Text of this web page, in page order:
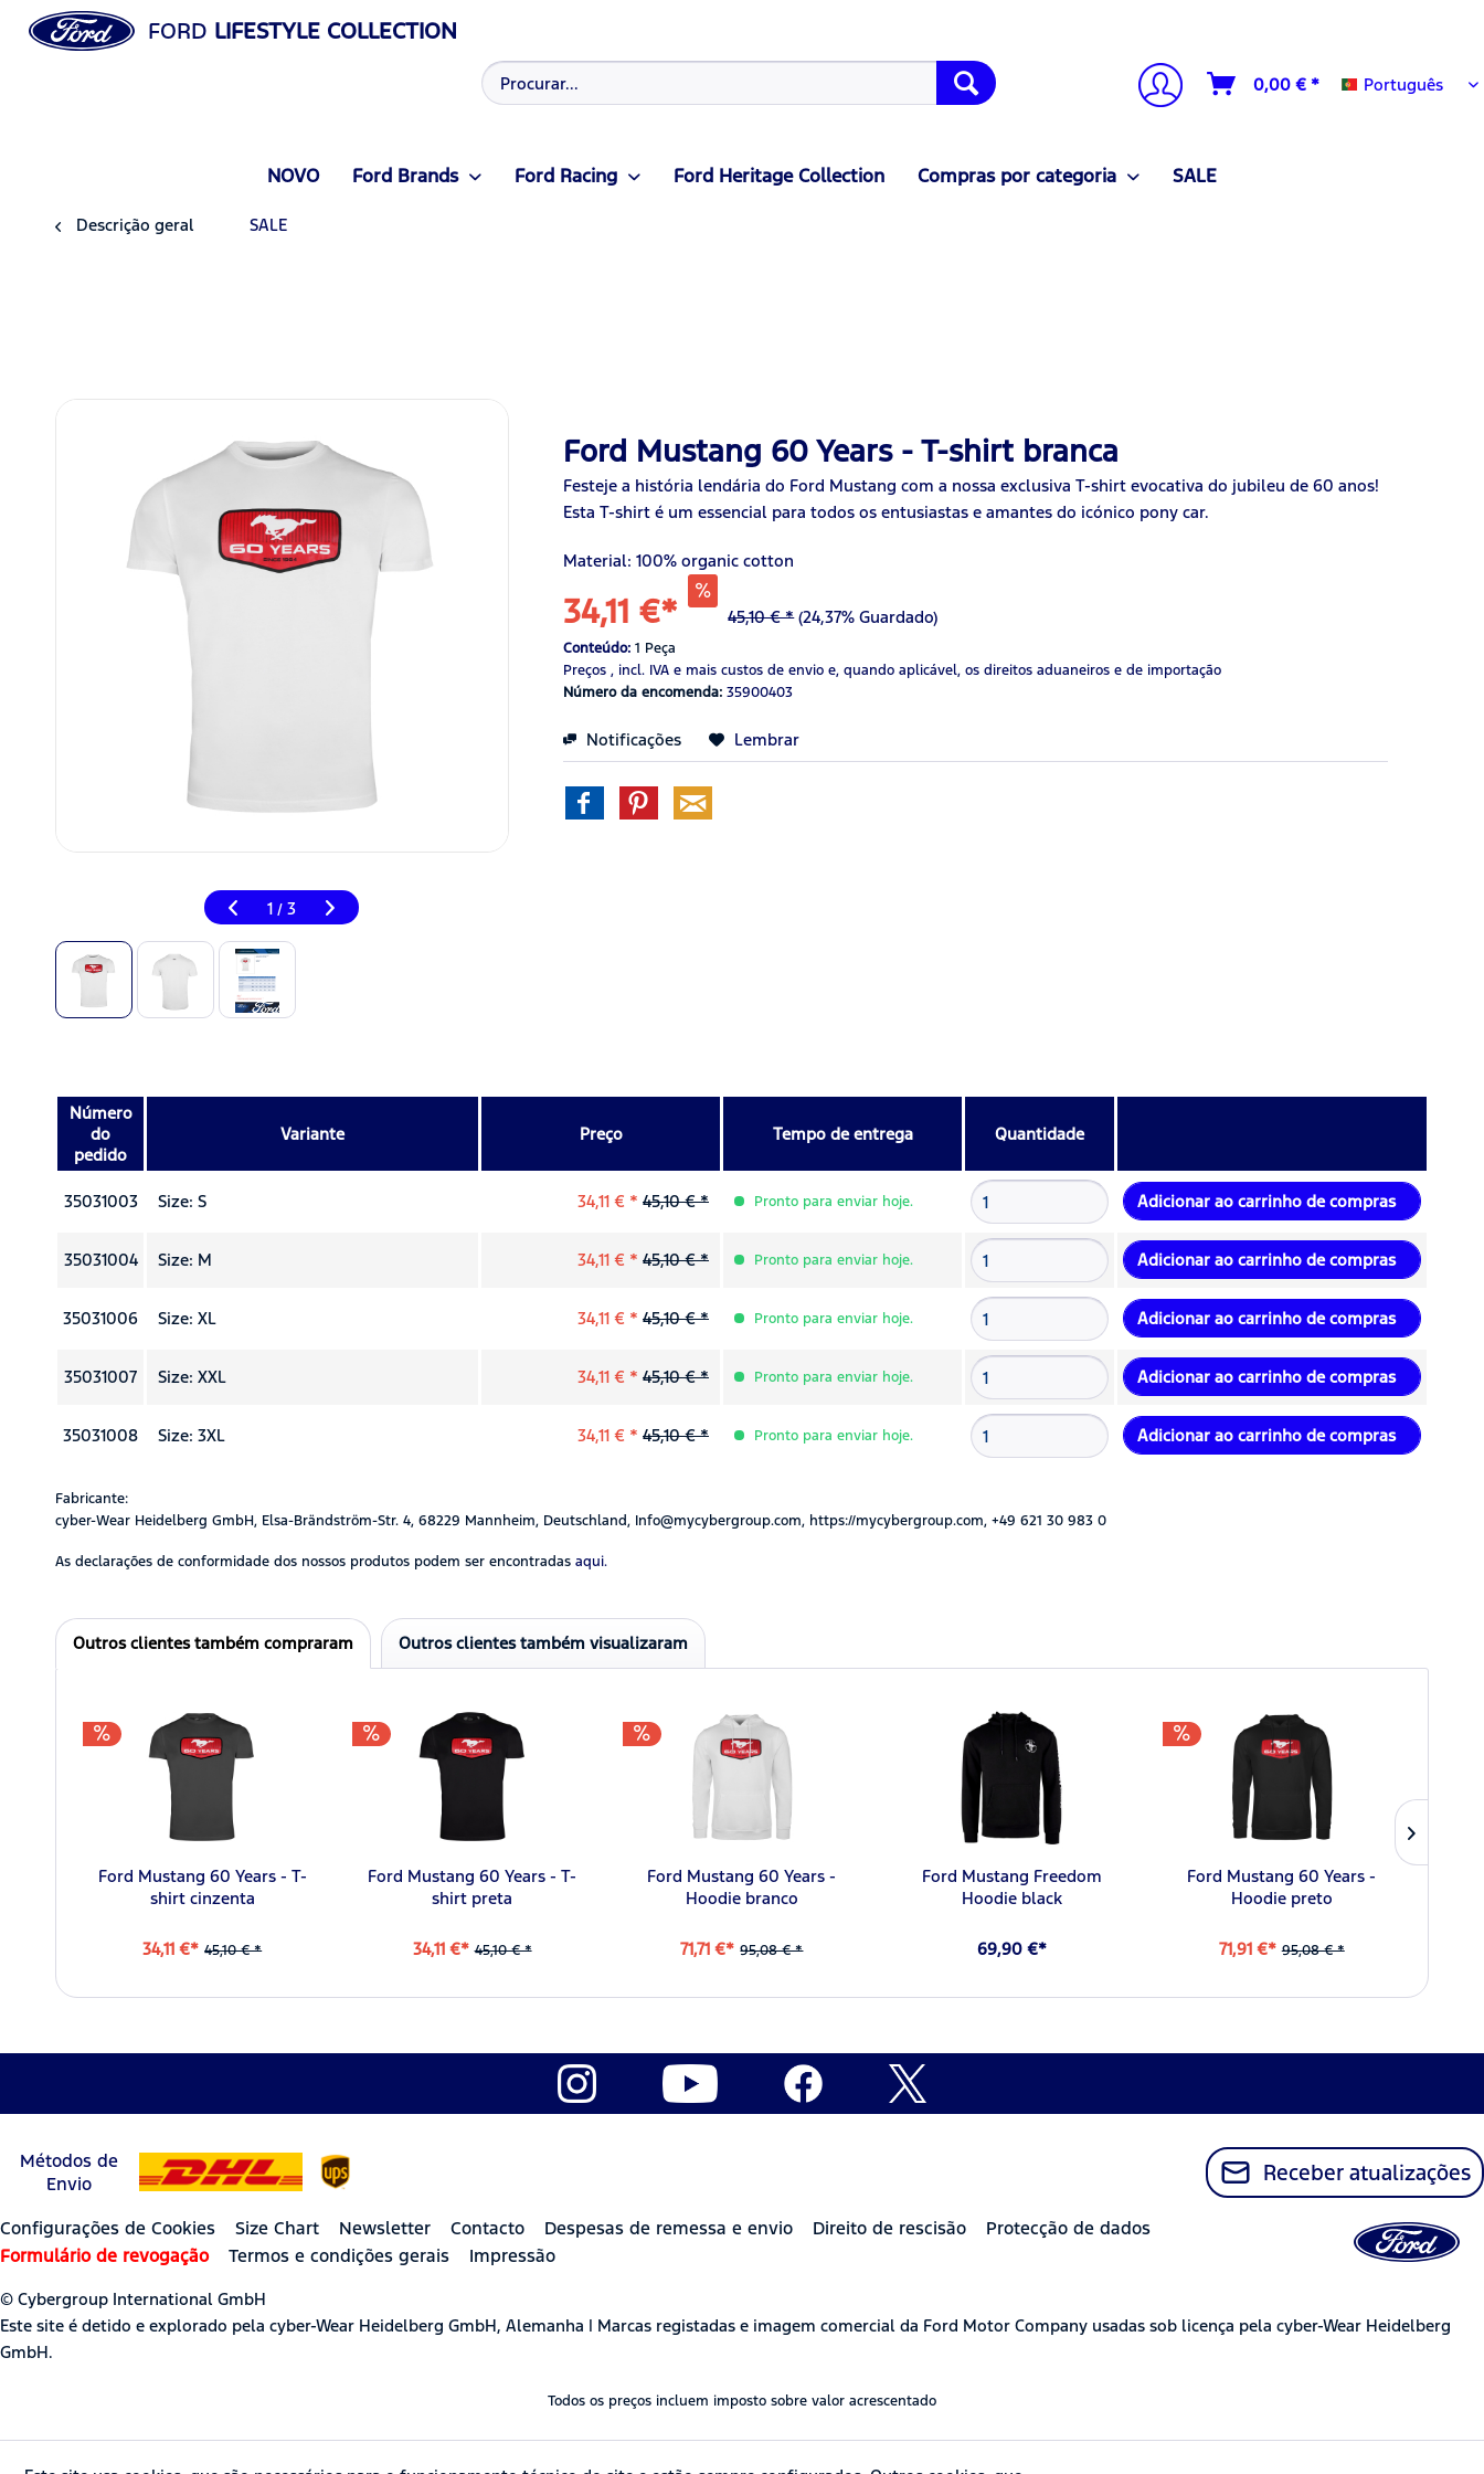
FORD LIFESTYLE COLLECTION
0,00 € * Português
Português
NOVO Ford Brands Ford Racing Ford Heritage Collection Compras por categoria SALE
Descrição geral SALE
1 / 3
Ford Mustang 60 Years - T-shirt branca
Festeje a história lendária do Ford Mustang com a nossa exclusiva T-shirt evocativa do jubileu de 60 anos!
Esta T-shirt é um essencial para todos os entusiastas e amantes do icónico pony car.
Material: 100% organic cotton
34,11 €* 45,10 € * (24,37% Guardado)
Conteúdo:1 Peça
Preços , incl. IVAe mais custos de envio e, quando aplicável, os direitos aduaneiros e de importação
Número da encomenda:35900403
Notificações Lembrar
Número
do
pedido
Variante Preço Tempo de entrega Quantidade
35031003 Size: S 34,11 € * 45,10 € * Pronto para enviar hoje. Adicionar ao carrinho de compras
35031004 Size: M 34,11 € * 45,10 € * Pronto para enviar hoje. Adicionar ao carrinho de compras
35031006 Size: XL 34,11 € * 45,10 € * Pronto para enviar hoje. Adicionar ao carrinho de compras
35031007 Size: XXL 34,11 € * 45,10 € * Pronto para enviar hoje. Adicionar ao carrinho de compras
35031008 Size: 3XL 34,11 € * 45,10 € * Pronto para enviar hoje. Adicionar ao carrinho de compras
Fabricante:
cyber-Wear Heidelberg GmbH, Elsa-Brändström-Str. 4, 68229 Mannheim, Deutschland, Info@mycybergroup.com, https://mycybergroup.com, +49 621 30 983 0
As declarações de conformidade dos nossos produtos podem ser encontradas aqui.
Outros clientes também compraram Outros clientes também visualizaram
Ford Mustang 60 Years - T-
shirt cinzenta
34,11 €* 45,10 € *
Ford Mustang 60 Years - T-
shirt preta
34,11 €* 45,10 € *
Ford Mustang 60 Years -
Hoodie branco
71,71 €* 95,08 € *
Ford Mustang Freedom
Hoodie black
69,90 €*
Ford Mustang 60 Years -
Hoodie preto
71,91 €* 95,08 € *
Métodos de
Envio
Receber atualizações
Configurações de Cookies Size Chart Newsletter Contacto Despesas de remessa e envio Direito de rescisão
Protecção de dados
Formulário de revogação
Termos e condições gerais Impressão
© Cybergroup International GmbH
Este site é detido e explorado pela cyber-Wear Heidelberg GmbH, Alemanha | Marcas registadas e imagem comercial da Ford Motor Company usadas sob licença pela cyber-Wear Heidelberg
GmbH.
Todos os preços incluem imposto sobre valor acrescentado